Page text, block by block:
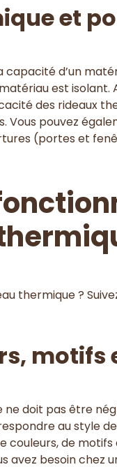
et
capacité d’un
est
des rideaux
Vous pouvez
(portes et
thermique ?
ne doit pas être
au style
de
besoin chez